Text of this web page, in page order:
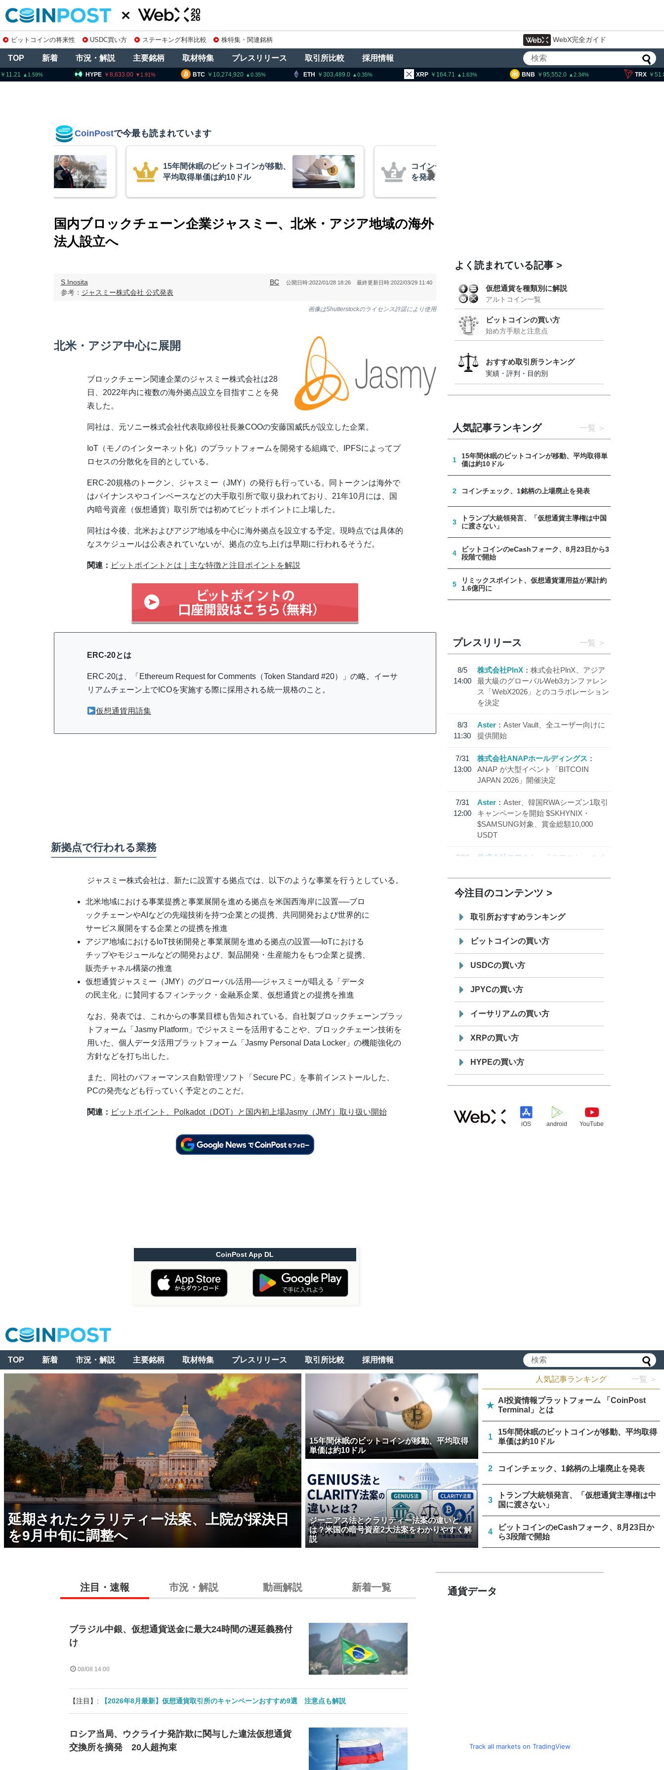
ビットコインの将来性 USDC買い方 ステーキング利率比較 株特集・関連銘柄 WebX完全ガイド
TOP 新着 市況・解説 主要銘柄 取材特集 プレスリリース 取引所比較 採用情報
BTC 10,274,920 ETH 303,489.0 XRP 164.71 BNB 95,552.0 TRX 51.86
HYPE 8,633.00
CoinPostで今最も読まれています
コインチェック、1銘柄の上場廃止
を発表
トランプ大統領発言、「仮想通貨主
導権は中国に渡さない」
国内ブロックチェーン企業ジャスミー、北米・アジア地域の海外
法人設立へ
S.Inosita
参考： ジャスミー株式会社 公式発表
BC 公開日時:2022/01/28 18:26 最終更新日時:2022/03/29 11:40
画像はShutterstockのライセンス許諾により使用
北米・アジア中心に展開
ブロックチェーン関連企業のジャスミー株式会社は28
日、2022年内に複数の海外拠点設立を目指すことを発
表した。
同社は、元ソニー株式会社代表取締役社長兼COOの安藤国威氏が設立した企業。
IoT（モノのインターネット化）のプラットフォームを開発する組織で、IPFSによってプ
ロセスの分散化を目的としている。
ERC-20規格のトークン、ジャスミー（JMY）の発行も行っている。同トークンは海外で
はバイナンスやコインベースなどの大手取引所で取り扱われており、21年10月には、国
内暗号資産（仮想通貨）取引所では初めてビットポイントに上場した。
同社は今後、北米およびアジア地域を中心に海外拠点を設立する予定。現時点では具体的
なスケジュールは公表されていないが、拠点の立ち上げは早期に行われるそうだ。
関連： ビットポイントとは｜主な特徴と注目ポイントを解説
ERC-20とは
ERC-20は、「Ethereum Request for Comments（Token Standard #20）」の略。イーサ
リアムチェーン上でICOを実施する際に採用される統一規格のこと。
仮想通貨用語集
新拠点で行われる業務
ジャスミー株式会社は、新たに設置する拠点では、以下のような事業を行うとしている。
北米地域における事業提携と事業展開を進める拠点を米国西海岸に設置──ブロ
ックチェーンやAIなどの先端技術を持つ企業との提携、共同開発および世界的に
サービス展開をする企業との提携を推進
アジア地域におけるIoT技術開発と事業展開を進める拠点の設置──IoTにおける
チップやモジュールなどの開発および、製品開発・生産能力をもつ企業と提携、
販売チャネル構築の推進
仮想通貨ジャスミー（JMY）のグローバル活用──ジャスミーが唱える「データ
の民主化」に賛同するフィンテック・金融系企業、仮想通貨との提携を推進
なお、発表では、これからの事業目標も告知されている。自社製ブロックチェーンプラッ
トフォーム「Jasmy Platform」でジャスミーを活用することや、ブロックチェーン技術を
用いた、個人データ活用プラットフォーム「Jasmy Personal Data Locker」の機能強化の
方針などを打ち出した。
また、同社のパフォーマンス自動管理ソフト「Secure PC」を事前インストールした、
PCの発売なども行っていく予定とのことだ。
関連： ビットポイント、Polkadot（DOT）と国内初上場Jasmy（JMY）取り扱い開始
CoinPost App DL
よく読まれている記事
仮想通貨を種類別に解説
アルトコイン一覧
ビットコインの買い方
始め方手順と注意点
おすすめ取引所ランキング
実績・評判・目的別
人気記事ランキング 一覧
1
15年間休眠のビットコインが移動、平均取得単
価は約10ドル
2 コインチェック、1銘柄の上場廃止を発表
3
トランプ大統領発言、「仮想通貨主導権は中国
に渡さない」
4
ビットコインのeCashフォーク、8月23日から3
段階で開始
5
リミックスポイント、仮想通貨運用益が累計約
1.6億円に
プレスリリース 一覧
8/5
14:00
株式会社PlnX
株式会社PlnX、アジア
最大級のグローバルWeb3カンファレン
ス「WebX2026」とのコラボレーション
を決定
8/3
11:30
Aster
Aster Vault、全ユーザー向けに
提供開始
7/31
13:00
株式会社ANAPホールディングス
ANAP が大型イベント「BITCOIN
JAPAN 2026」開催決定
7/31
12:00
Aster
Aster、韓国RWAシーズン1取引
キャンペーンを開始 $SKHYNIX・
$SAMSUNG対象、賞金総額10,000
USDT
7/30
株式会社モアクト
「モアクト」 のポ
「 JPYC」を追加
19:30
てステーブルコイン「JPYSC」徹底解
説セミナーを開催
今注目のコンテンツ
取引所おすすめランキング
ビットコインの買い方
USDCの買い方
JPYCの買い方
イーサリアムの買い方
XRPの買い方
HYPEの買い方
iOS android YouTube
TOP 新着 市況・解説 主要銘柄 取材特集 プレスリリース 取引所比較 採用情報
延期されたクラリティー法案、上院が採決日
を9月中旬に調整へ
15年間休眠のビットコインが移動、平均取得
単価は約10ドル
ジーニアス法とクラリティー法案の違いと
は？米国の暗号資産2大法案をわかりやすく解
説
人気記事ランキング 一覧 ＞
★
AI投資情報プラットフォーム 「CoinPost
Terminal」とは
1
15年間休眠のビットコインが移動、平均取得
単価は約10ドル
2 コインチェック、1銘柄の上場廃止を発表
3
トランプ大統領発言、「仮想通貨主導権は中
国に渡さない」
4
ビットコインのeCashフォーク、8月23日か
ら3段階で開始
注目・速報 市況・解説 動画解説 新着一覧
ブラジル中銀、仮想通貨送金に最大24時間の遅延義務付
け
08/08 14:00
【注目】: 【2026年8月最新】仮想通貨取引所のキャンペーンおすすめ9選 注意点も解説
ロシア当局、ウクライナ発詐欺に関与した違法仮想通貨
交換所を摘発 20人超拘束
通貨データ
Track all markets on TradingView